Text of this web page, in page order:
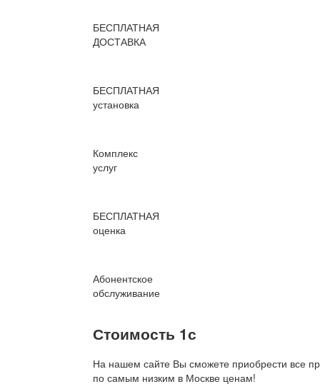
БЕСПЛАТНАЯ
ДОСТАВКА
БЕСПЛАТНАЯ
установка
Комплекс
услуг
БЕСПЛАТНАЯ
оценка
Абонентское
обслуживание
Стоимость 1с
На нашем сайте Вы сможете приобрести все
по самым низким в Москве ценам!